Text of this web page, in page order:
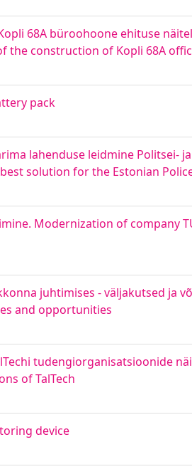
68A büroohoone ehituse
the construction of Kopli 68A
pack
lahenduse leidmine Politsei-
solution for the Estonian
Modernization of company
juhtimises - väljakutsed ja
and opportunities
tudengiorganisatsioonide
of TalTech
device